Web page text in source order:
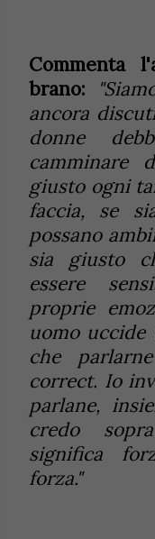
Commenta
brano:
ancora
donne
camminare
giusto ogni
faccia, se
possano
sia giusto
essere
proprie
uomo uccide
che
correct. Io
parlane,
credo
significa
forza."